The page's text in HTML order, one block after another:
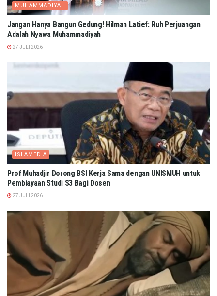
MUHAMMADIYAH
Jangan Hanya Bangun Gedung! Hilman Latief: Ruh Perjuangan
Adalah Nyawa Muhammadiyah
27 JULI 2026
ISLAMEDIA
Prof Muhadjir Dorong BSI Kerja Sama dengan UNISMUH untuk
Pembiayaan Studi S3 Bagi Dosen
27 JULI 2026